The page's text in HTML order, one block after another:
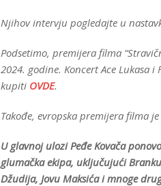
Njihov intervju pogledajte u
Podsetimo, premijera filma
2024. godine. Koncert Ace Lukasa
kupiti OVDE.
Takođe, evropska premijera filma
U glavnoj ulozi Peđe Kovača
glumačka ekipa, uključujući
Džudija, Jovu Maksića i mnoge